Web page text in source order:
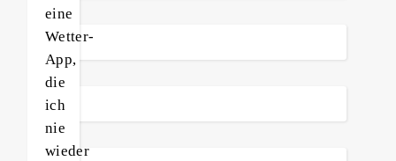
eine
Wetter-
App,
die
ich
nie
wieder